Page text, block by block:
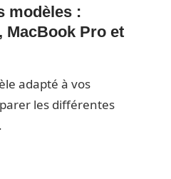
modèles :
MacBook Pro et
adapté à vos
les différentes